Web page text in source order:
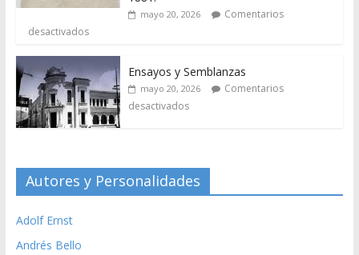
mayo 20, 2026
Comentarios
desactivados
Ensayos y Semblanzas
mayo 20, 2026
Comentarios
desactivados
Autores y Personalidades
Adolf Ernst
Andrés Bello